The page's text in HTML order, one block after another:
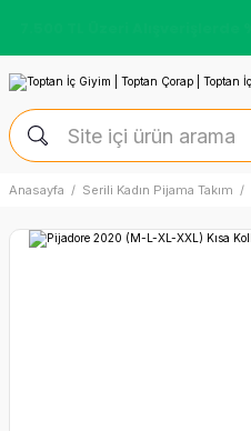
Anasayfa Serili Kadın Pijama Takım